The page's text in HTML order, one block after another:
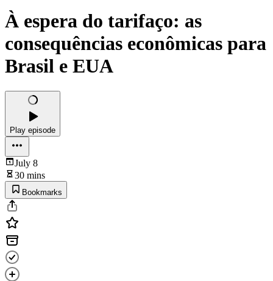
À espera do tarifaço: as
consequências econômicas para
Brasil e EUA
Play episode
July 8
30 mins
Bookmarks